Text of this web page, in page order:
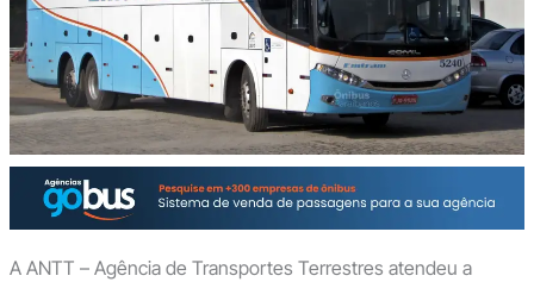
A ANTT – Agência de Transportes Terrestres atendeu a